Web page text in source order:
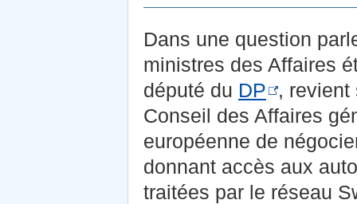
Dans une question
ministres des Affaires
député du DP
, revient
Conseil des Affaires
européenne de
donnant accès aux
traitées par le réseau